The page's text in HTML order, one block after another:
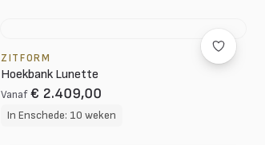
ZITFORM
Hoekbank Lunette
Vanaf € 2.409,00
In Enschede: 10 weken